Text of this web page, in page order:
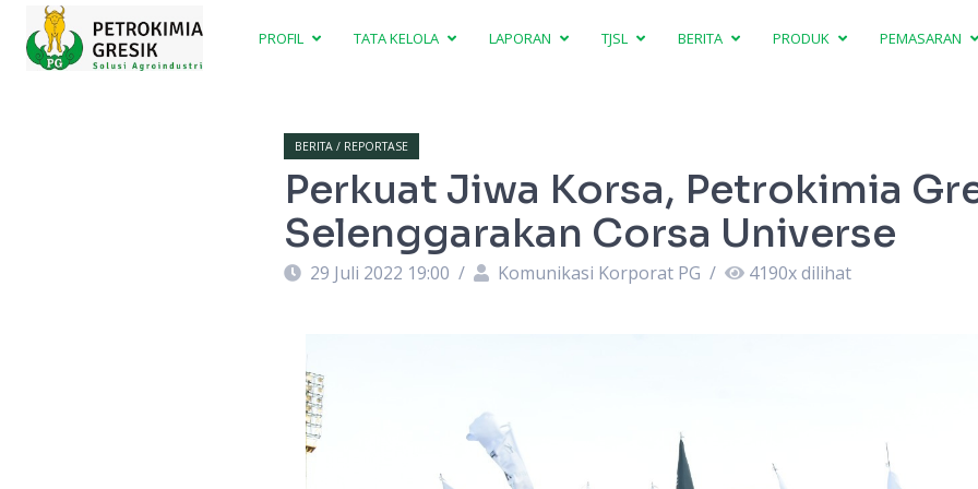
PROFIL TATA KELOLA LAPORAN TJSL BERITA PRODUK PEMASARAN
BERITA / REPORTASE
Perkuat Jiwa Korsa, Petrokimia
Selenggarakan Corsa Universe
29 Juli 2022 19:00 / Komunikasi Korporat PG / 4190x dilihat